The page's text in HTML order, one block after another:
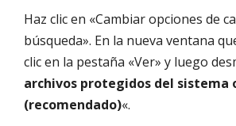
Haz clic en «Cambiar opciones de
búsqueda». En la nueva ventana
clic en la pestaña «Ver» y luego
archivos protegidos del sistema
(recomendado)«.